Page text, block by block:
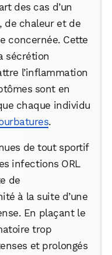
des cas d’un
de chaleur et de
concernée. Cette
sécrétion
l’inflammation
sont en
chaque individu
.
de tout sportif
infections ORL
de
à la suite d’une
En plaçant le
trop
et prolongés